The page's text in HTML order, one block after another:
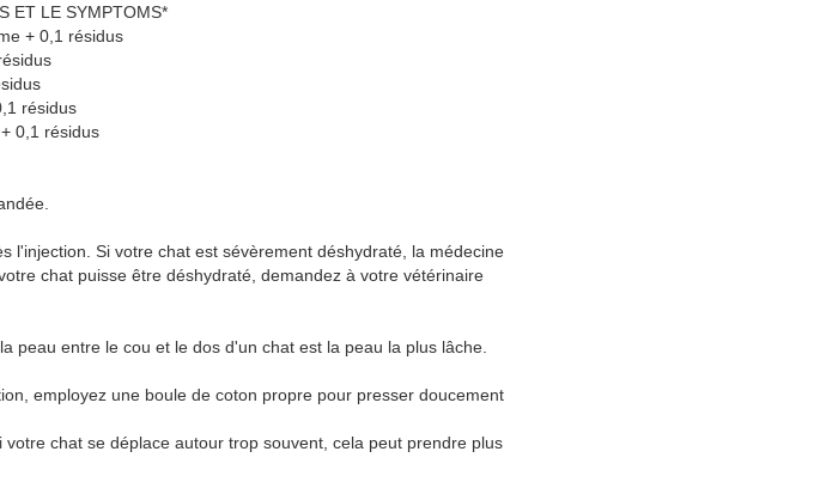
ET LE SYMPTOMS*
+ 0,1 résidus
résidus
0,1 résidus
l'injection. Si votre chat est sévèrement déshydraté, la médecine
chat puisse être déshydraté, demandez à votre vétérinaire
peau entre le cou et le dos d'un chat est la peau la plus lâche.
employez une boule de coton propre pour presser doucement
chat se déplace autour trop souvent, cela peut prendre plus